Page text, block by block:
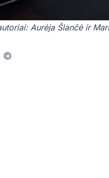
Aurėja Šlančė ir